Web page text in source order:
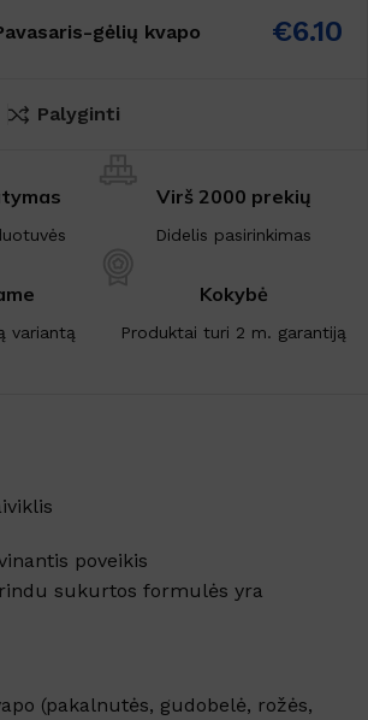
gėlių kvapo
€6.10
Palyginti
Virš 2000 prekių
Didelis pasirinkimas
variantą
Kokybė
Produktai turi 2 m. garantiją
poveikis
sukurtos formulės yra
(pakalnutės, gudobelė, rožės,